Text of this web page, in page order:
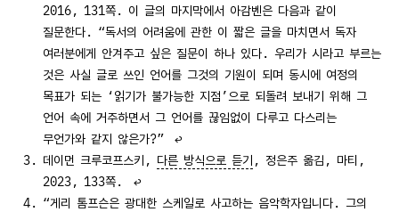
2016, 131쪽. 이 글의 마지막에서 아감벤은 다음과 같이
질문한다. “독서의 어려움에 관한 이 짧은 글을 마치면서 독자
여러분에게 안겨주고 싶은 질문이 하나 있다. 우리가 시라고 부르는
것은 사실 글로 쓰인 언어를 그것의 기원이 되며 동시에 여정의
목표가 되는 ‘읽기가 불가능한 지점’으로 되돌려 보내기 위해 그
언어 속에 거주하면서 그 언어를 끊임없이 다루고 다스리는
무언가와 같지 않은가?”
↩
데이먼 크루코프스키, 다른 방식으로 듣기 , 정은주 옮김, 마티,
2023, 133쪽.
↩
“게리 톰프슨은 광대한 스케일로 사고하는 음악학자입니다. 그의